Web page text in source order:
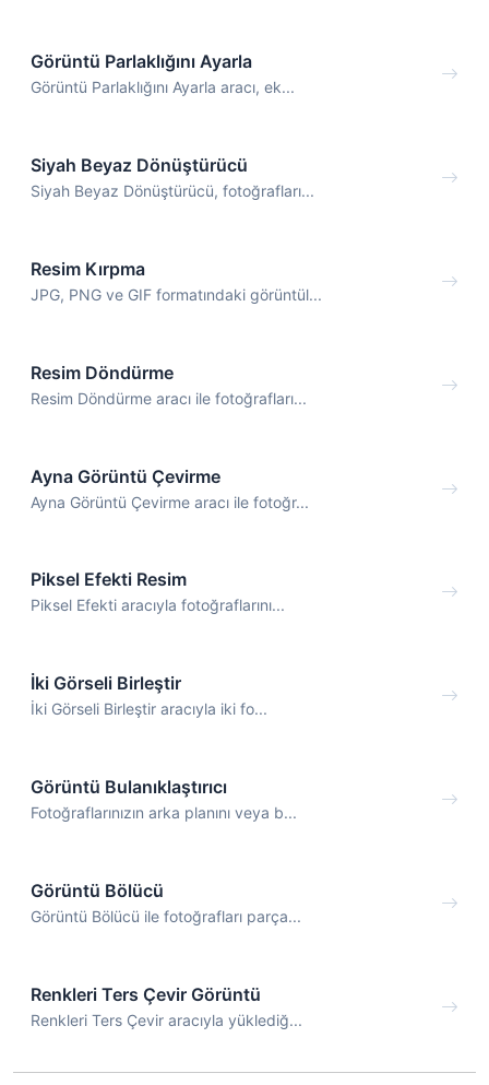
Görüntü Parlaklığını Ayarla
Görüntü Parlaklığını Ayarla aracı, ek...
Siyah Beyaz Dönüştürücü
Siyah Beyaz Dönüştürücü, fotoğrafları...
Resim Kırpma
JPG, PNG ve GIF formatındaki görüntül...
Resim Döndürme
Resim Döndürme aracı ile fotoğrafları...
Ayna Görüntü Çevirme
Ayna Görüntü Çevirme aracı ile fotoğr...
Piksel Efekti Resim
Piksel Efekti aracıyla fotoğraflarını...
İki Görseli Birleştir
İki Görseli Birleştir aracıyla iki fo...
Görüntü Bulanıklaştırıcı
Fotoğraflarınızın arka planını veya b...
Görüntü Bölücü
Görüntü Bölücü ile fotoğrafları parça...
Renkleri Ters Çevir Görüntü
Renkleri Ters Çevir aracıyla yüklediğ...